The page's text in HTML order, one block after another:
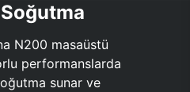
N200 masaüstü
performanslarda
sunar ve